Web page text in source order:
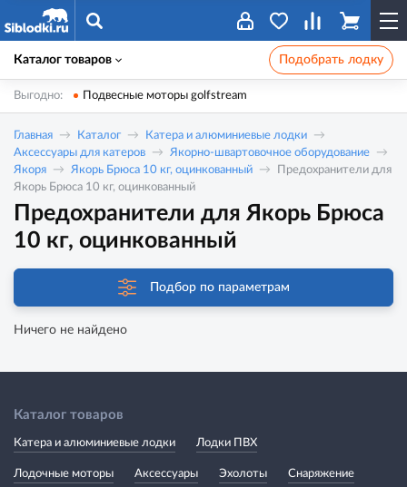
Каталог товаров Подобрать лодку
Выгодно: Подвесные моторы golfstream
Главная Каталог
Катера и алюминиевые лодки
Аксессуары для катеров
Якорно-швартовочное оборудование
Якоря
Якорь Брюса 10 кг, оцинкованный
Предохранители для
Якорь Брюса 10 кг, оцинкованный
Предохранители для Якорь Брюса
10 кг, оцинкованный
Подбор по параметрам
Ничего не найдено
Каталог товаров
Катера и алюминиевые лодки Лодки ПВХ
Лодочные моторы Аксессуары Эхолоты Снаряжение